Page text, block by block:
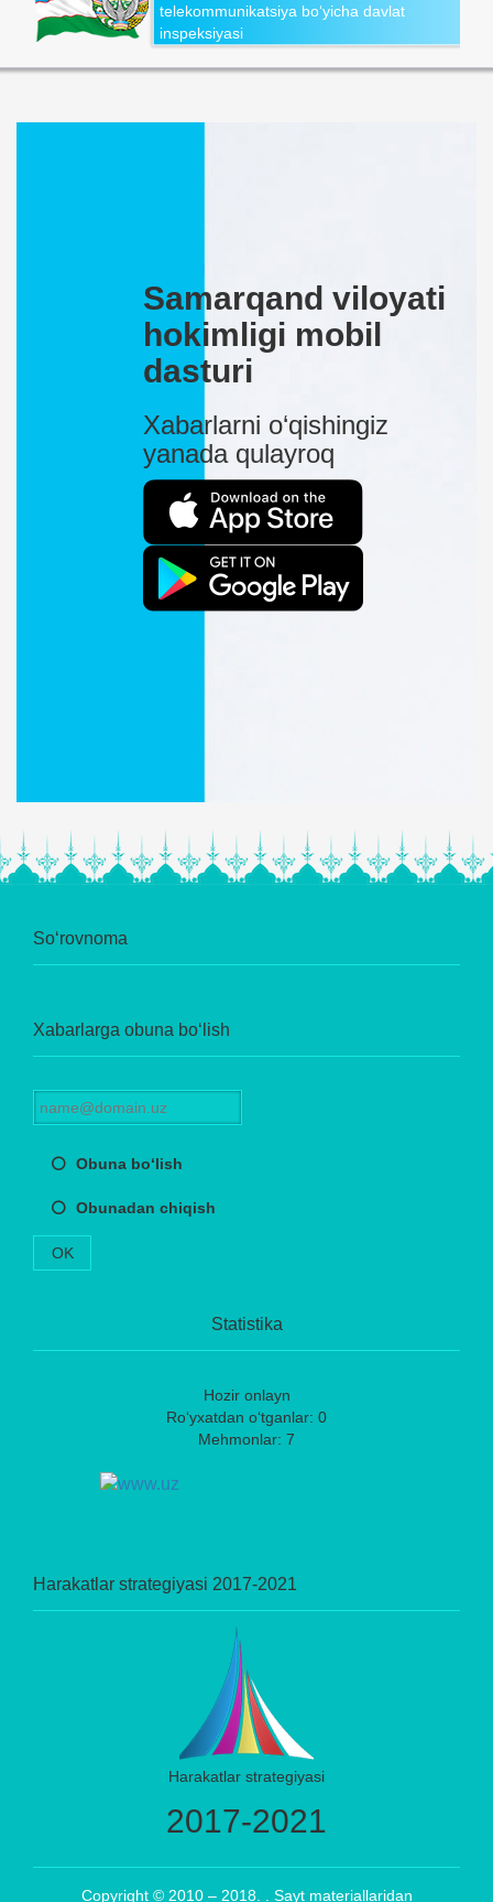
telekommunikatsiya bo‘yicha davlat
inspeksiyasi
Samarqand viloyati
hokimligi mobil
dasturi
Xabarlarni o‘qishingiz
yanada qulayroq
So‘rovnoma
Xabarlarga obuna bo‘lish
Obuna bo‘lish
Obunadan chiqish
OK
Statistika
Hozir onlayn
Ro‘yxatdan o‘tganlar: 0
Mehmonlar: 7
Harakatlar strategiyasi 2017-2021
Harakatlar strategiyasi
2017-2021
Copyright © 2010 – 2018. . Sayt materiallaridan